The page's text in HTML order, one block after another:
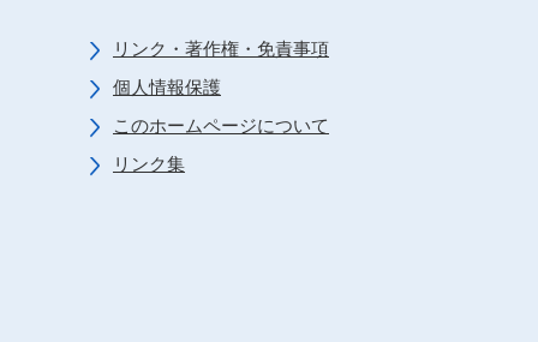
リンク・著作権・免責事項
個人情報保護
このホームページについて
リンク集